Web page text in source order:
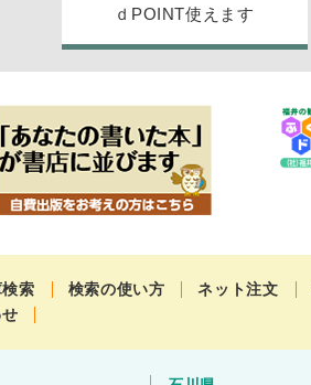
ｄPOINT使えます
索 検索の使い方 ネット注文